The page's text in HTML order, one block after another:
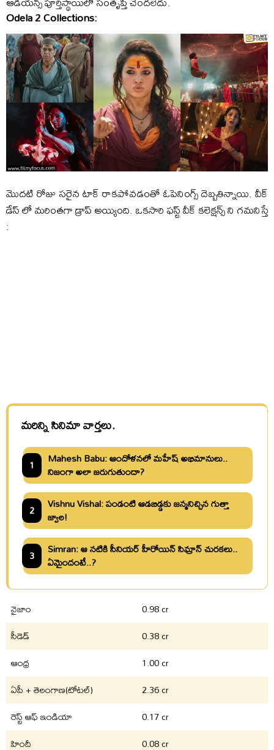
Odela 2 Collections:
మొదటి రోజు సరైన టాక్ రాకపోవడంతో ఓపెనింగ్స్ దెబ్బతిన్నాయి. వీక్
డేస్ లో మరింతగా డ్రాప్ అయ్యింది. ఒకసారి ఫస్ట్ వీక్ కలెక్షన్స్ ని గమనిస్తే
:
మరిన్ని సినిమా వార్తలు.
1 Mahesh Babu: ఆందోళనలో మహేష్ అభిమానులు..
నిజంగా అలా జరుగుతుందా?
2 Vishnu Vishal: పండంటి ఆడబిడ్డకు జన్మనిచ్చిన గుత్తా
జ్వాల!
3 Simran: ఆ నటికి సీనియర్ హీరోయిన్ సిమ్రాన్ చురకలు..
ఏమైందంటే..?
నైజాం
0.98 cr
సీడెడ్
0.38 cr
ఆంధ్ర
1.00 cr
ఏపీ + తెలంగాణ(టోటల్)
2.36 cr
రెస్ట్ ఆఫ్ ఇండియా
0.17 cr
హిందీ
0.08 cr